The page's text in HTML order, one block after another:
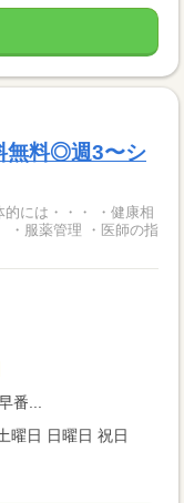
無料◎週3〜シ
・服薬管理 ・医師の指
番...
曜日 日曜日 祝日